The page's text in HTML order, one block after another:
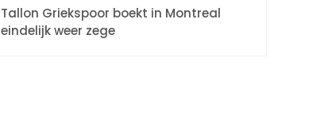
Tallon Griekspoor boekt in Montreal
eindelijk weer zege